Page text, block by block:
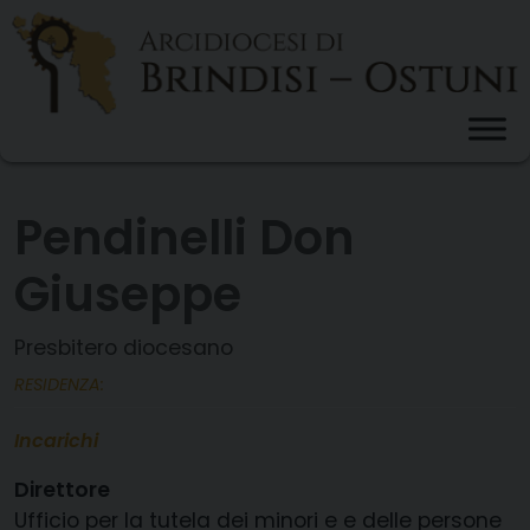
Skip
content
Presbitero diocesano
RESIDENZA:
Incarichi
Direttore
Ufficio per la tutela dei minori e e delle persone